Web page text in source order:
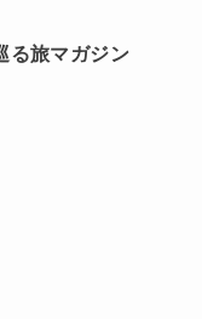
る旅マガジン